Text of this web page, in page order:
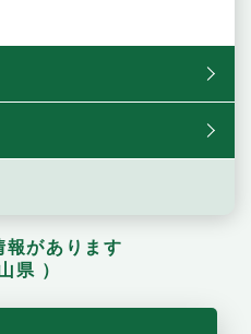
報があります
県 ）